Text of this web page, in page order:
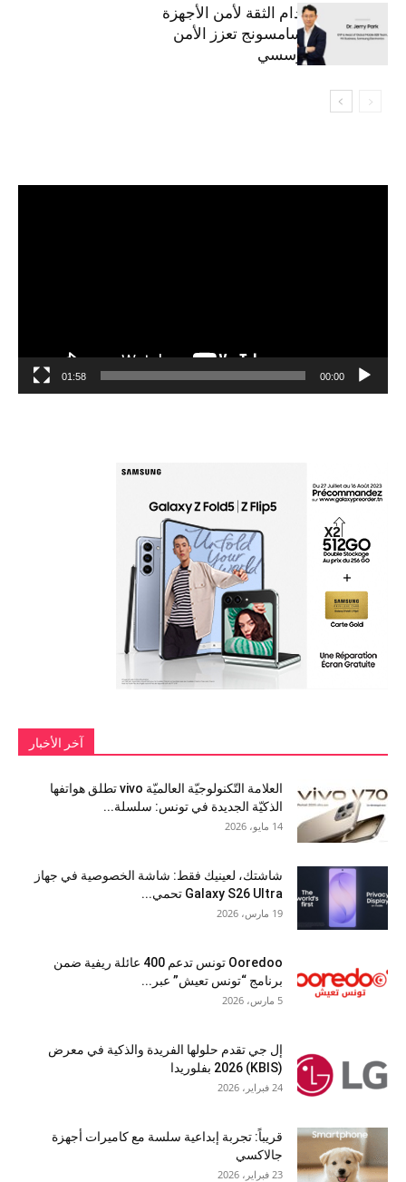
استراتيجية انعدام الثقة لأمن الأجهزة
المحمولة من سامسونج تعزز الأمن
السيبراني المؤسسي
00:00
01:58
آخر الأخبار
العلامة التّكنولوجيّة العالميّة vivo تطلق هواتفها
الذكيّة الجديدة في تونس: سلسلة...
14 مايو، 2026
شاشتك، لعينيك فقط: شاشة الخصوصية في جهاز
Galaxy S26 Ultra تحمي...
19 مارس، 2026
Ooredoo تونس تدعم 400 عائلة ريفية ضمن
برنامج “تونس تعيش” عبر...
5 مارس، 2026
إل جي تقدم حلولها الفريدة والذكية في معرض
(KBIS) 2026 بفلوريدا
24 فبراير، 2026
قريباً: تجربة إبداعية سلسة مع كاميرات أجهزة
جالاكسي
23 فبراير، 2026